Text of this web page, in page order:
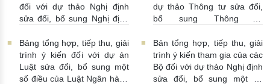
16/07/2026 | 10:00:00
đối với dự thảo Nghị định
sửa đổi, bổ sung Nghị định
13/07/2026 | 16:00:00
dự thảo Thông tư sửa đổi,
bổ sung Thông tư
13/07/2026 | 02:19:00
Bảng tổng hợp, tiếp thu, giải
trình ý kiến đối với dự án
Luật sửa đổi, bổ sung một
số điều của Luật Ngân hàng
Bản tổng hợp, tiếp thu, giải
trình ý kiến tham gia của các
Bộ đối với dự thảo Nghị định
sửa đổi, bổ sung một số